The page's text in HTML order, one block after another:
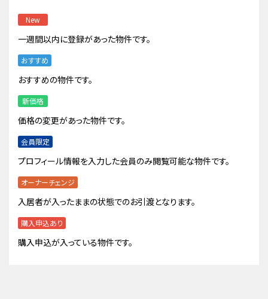
New
一週間以内に登録があった物件です。
おすすめ
おすすめの物件です。
新価格
価格の変更があった物件です。
会員限定
プロフィール情報を入力した会員のみ閲覧可能な物件です。
オーナーチェンジ
入居者が入ったままの状態でのお引渡となります。
購入申込あり
購入申込が入っている物件です。